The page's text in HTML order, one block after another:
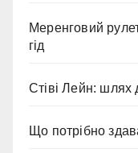
Меренговий
гід
Стіві Лейн: шлях
Що потрібно